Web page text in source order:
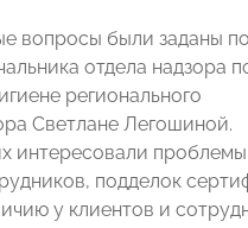
вопросы были заданы
отдела надзора
регионального
Светлане Легошиной.
интересовали проблемы
подделок
у клиентов и